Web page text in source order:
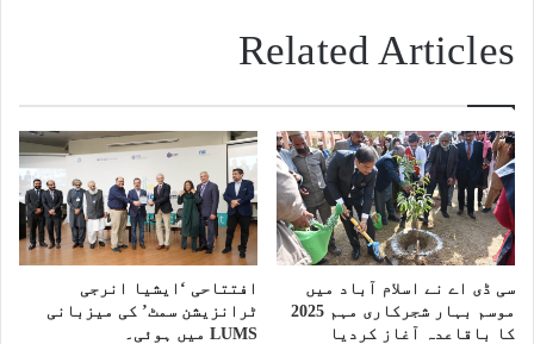
Related Articles
سی ڈی اے نے اسلام آباد میں
موسم بہار شجرکاری مہم 2025
کا باقاعدہ آغاز کردیا
افتتاحی ‘ایشیا انرجی
ٹرانزیشن سمٹ’ کی میزبانی
LUMS میں ہوئی۔